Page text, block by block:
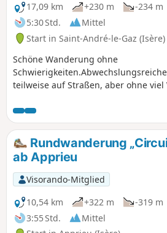
17,09 km
+230 m
-234 m
5:30 Std.
Mittel
Start in Saint-André-le-Gaz (Isère)
Schöne Wanderung ohne
teilweise auf Straßen, aber ohne viel
Rundwanderung
ab Apprieu
Visorando-Mitglied
10,54 km
+322 m
-319 m
3:55 Std.
Mittel